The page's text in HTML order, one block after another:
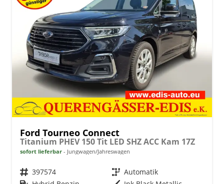
Ford Tourneo Connect
Titanium PHEV 150 Tit LED SHZ ACC Kam 17Z
sofort lieferbar Jungwagen/Jahreswagen
Fahrzeugnr. 397574 Getriebe Automatik